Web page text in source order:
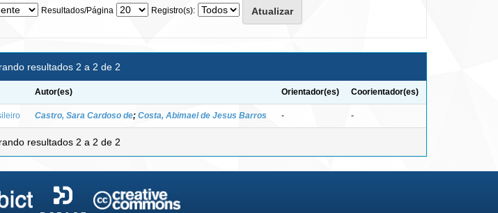
Resultados/Página Registro(s):
resultados 2 a 2 de 2
Autor(es) Orientador(es) Coorientador(es)
Castro, Sara Cardoso de; Costa, Abimael de Jesus Barros - -
resultados 2 a 2 de 2